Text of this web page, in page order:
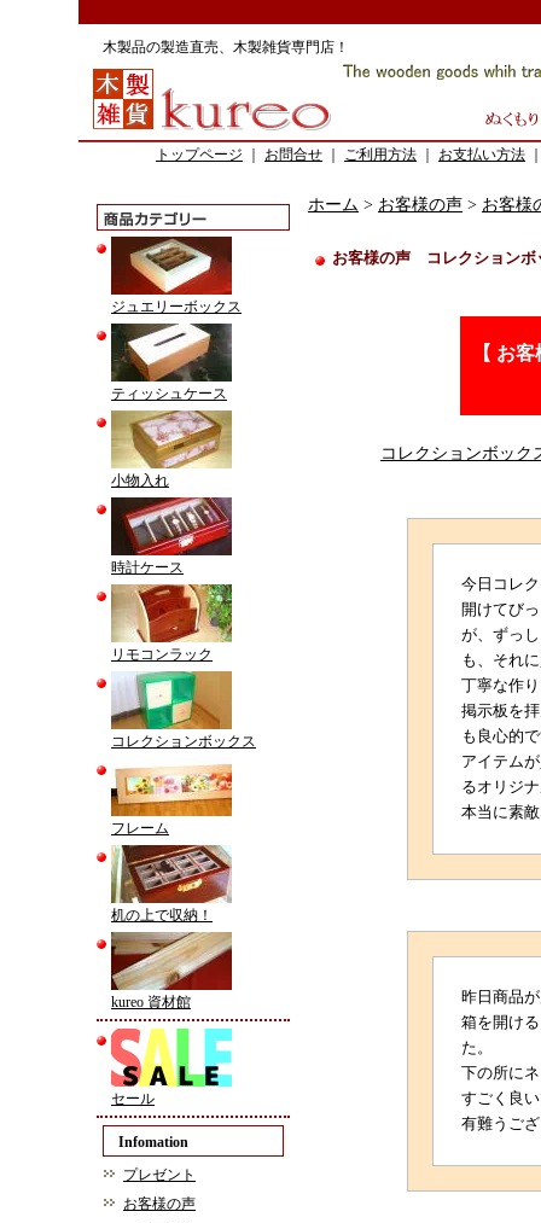
木製品の製造直売、木製雑貨専門店！
トップページ お問合せ ご利用方法 お支払い方法
ジュエリーボックス
ティッシュケース
小物入れ
時計ケース
リモコンラック
コレクションボックス
フレーム
机の上で収納！
kureo 資材館
セール
Infomation
プレゼント
お客様の声
ホーム > お客様の声 > お客様
お客様の声 コレクションボ
【 お
コレクションボック
今日コレ
開けてび
が、ずっ
も、それ
丁寧な作
掲示板を
も良心的
アイテム
るオリジ
本当に素
昨日商品
箱を開け
た。
下の所に
すごく良
有難うご